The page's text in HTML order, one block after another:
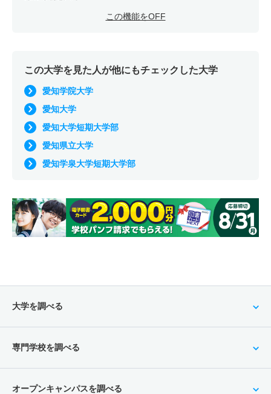
この機能をOFF
この大学を見た人が他にもチェックした大学
愛知学院大学
愛知大学
愛知大学短期大学部
愛知県立大学
愛知学泉大学短期大学部
大学を調べる
専門学校を調べる
オープンキャンパスを調べる